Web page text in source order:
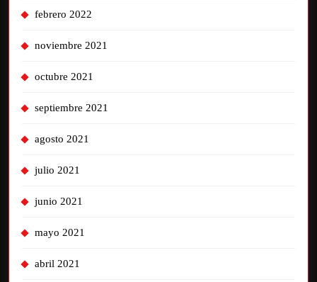
febrero 2022
noviembre 2021
octubre 2021
septiembre 2021
agosto 2021
julio 2021
junio 2021
mayo 2021
abril 2021